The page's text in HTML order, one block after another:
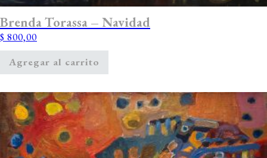
Brenda Torassa – Navidad
$ 800,00
Agregar al carrito